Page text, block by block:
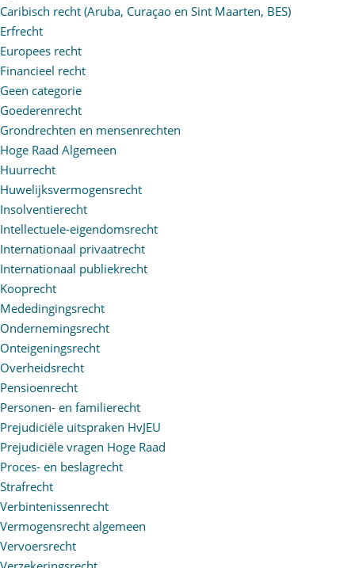
Caribisch recht (Aruba, Curaçao en Sint Maarten, BES)
Erfrecht
Europees recht
Financieel recht
Geen categorie
Goederenrecht
Grondrechten en mensenrechten
Hoge Raad Algemeen
Huurrecht
Huwelijksvermogensrecht
Insolventierecht
Intellectuele-eigendomsrecht
Internationaal privaatrecht
Internationaal publiekrecht
Kooprecht
Mededingingsrecht
Ondernemingsrecht
Onteigeningsrecht
Overheidsrecht
Pensioenrecht
Personen- en familierecht
Prejudiciële uitspraken HvJEU
Prejudiciële vragen Hoge Raad
Proces- en beslagrecht
Strafrecht
Verbintenissenrecht
Vermogensrecht algemeen
Vervoersrecht